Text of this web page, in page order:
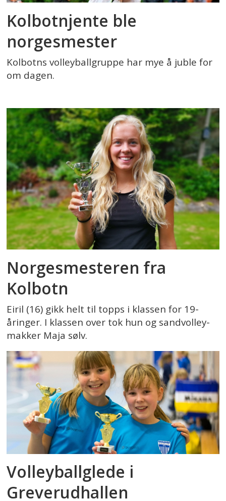
Kolbotnjente ble
norgesmester
Kolbotns volleyballgruppe har mye å juble for
om dagen.
Norgesmesteren fra
Kolbotn
Eiril (16) gikk helt til topps i klassen for 19-
åringer. I klassen over tok hun og sandvolley-
makker Maja sølv.
Volleyballglede i
Greverudhallen